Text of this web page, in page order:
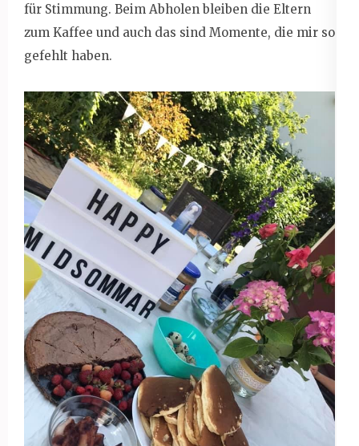
für Stimmung. Beim Abholen bleiben die Eltern
zum Kaffee und auch das sind Momente, die mir so
gefehlt haben.